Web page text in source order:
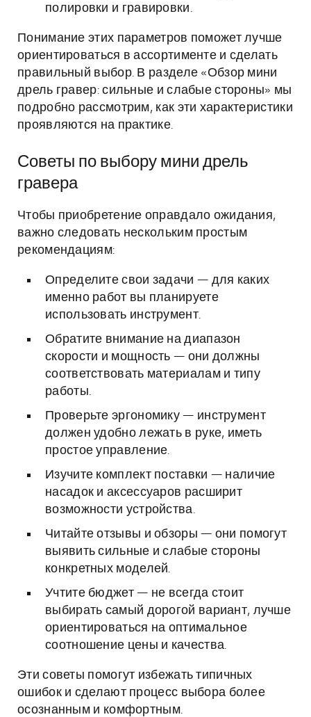
полировки и гравировки.
Понимание этих параметров поможет лучше
ориентироваться в ассортименте и сделать
правильный выбор. В разделе «Обзор мини
дрель гравер: сильные и слабые стороны» мы
подробно рассмотрим, как эти характеристики
проявляются на практике.
Советы по выбору мини дрель
гравера
Чтобы приобретение оправдало ожидания,
важно следовать нескольким простым
рекомендациям:
Определите свои задачи — для каких
именно работ вы планируете
использовать инструмент.
Обратите внимание на диапазон
скорости и мощность — они должны
соответствовать материалам и типу
работы.
Проверьте эргономику — инструмент
должен удобно лежать в руке, иметь
простое управление.
Изучите комплект поставки — наличие
насадок и аксессуаров расширит
возможности устройства.
Читайте отзывы и обзоры — они помогут
выявить сильные и слабые стороны
конкретных моделей.
Учтите бюджет — не всегда стоит
выбирать самый дорогой вариант, лучше
ориентироваться на оптимальное
соотношение цены и качества.
Эти советы помогут избежать типичных
ошибок и сделают процесс выбора более
осознанным и комфортным.